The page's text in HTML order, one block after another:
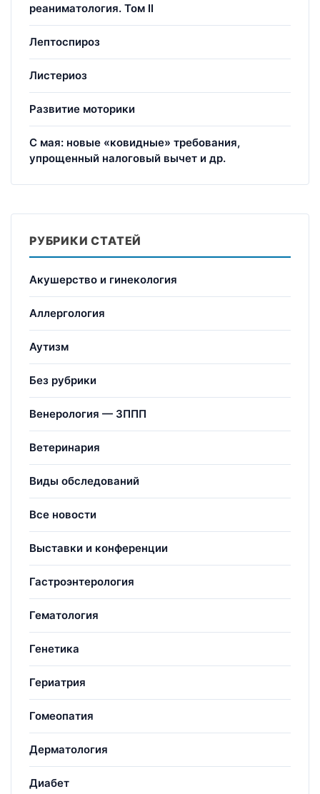
реаниматология. Том II
Лептоспироз
Листериоз
Развитие моторики
С мая: новые «ковидные» требования,
упрощенный налоговый вычет и др.
РУБРИКИ СТАТЕЙ
Акушерство и гинекология
Аллергология
Аутизм
Без рубрики
Венерология — ЗППП
Ветеринария
Виды обследований
Все новости
Выставки и конференции
Гастроэнтерология
Гематология
Генетика
Гериатрия
Гомеопатия
Дерматология
Диабет